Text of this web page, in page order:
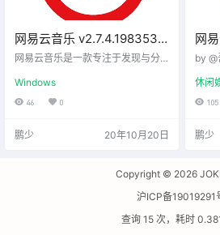
网易云音乐 v2.7.4.198353
绿色便携版本
网易云音乐是一款专注于发现与分
J、好友推荐及社交功能，为用户打
造的全新音乐生活。网易云音乐最
外语，电音，纯音乐，ACG等等，
Windows
46 0
鹏少 20年10月20日
网
by @
小工
下，
理，
休闲
105
鹏少
Copyright © 2026
沪ICP备19019291
查询 15 次，耗时